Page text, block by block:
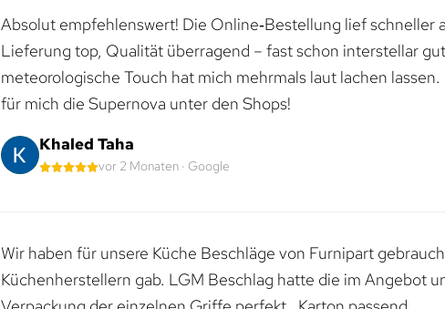
Absolut empfehlenswert! Die Online‑Bestellung lief schneller
Lieferung top, Qualität überragend – fast schon interstellar
meteorologische Touch hat mich mehrmals laut lachen
für mich die Supernova unter den Shops!
Khaled Taha
vor 2 Monaten · Google
Wir haben für unsere Küche Beschläge von Furnipart
Küchenherstellern gab. LGM Beschlag hatte die im Angebot